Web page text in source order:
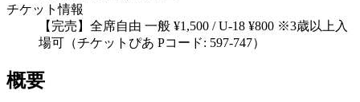
チケット情報
【完売】全席自由 一般 ¥1,500 / U-18 ¥800 ※3歳以上入
場可（チケットぴあ Pコード: 597-747）
概要